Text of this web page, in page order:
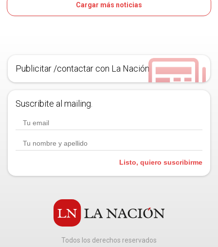
Cargar más noticias
Publicitar /contactar con La Nación
Suscribite al mailing.
Listo, quiero suscribirme
Todos los derechos reservados